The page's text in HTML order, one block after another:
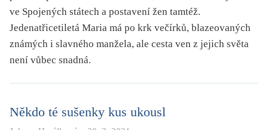
ve Spojených státech a postavení žen tamtéž.
Jedenatřicetiletá Maria má po krk večírků, blazeovaných
známých i slavného manžela, ale cesta ven z jejich světa
není vůbec snadná.
Někdo té sušenky kus ukousl